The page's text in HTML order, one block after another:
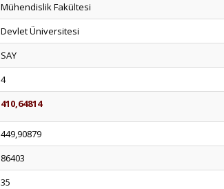
Mühendislik Fakültesi
Devlet Üniversitesi
SAY
4
410,64814
449,90879
86403
35